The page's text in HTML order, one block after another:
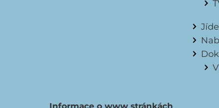
Informace o www stránkách